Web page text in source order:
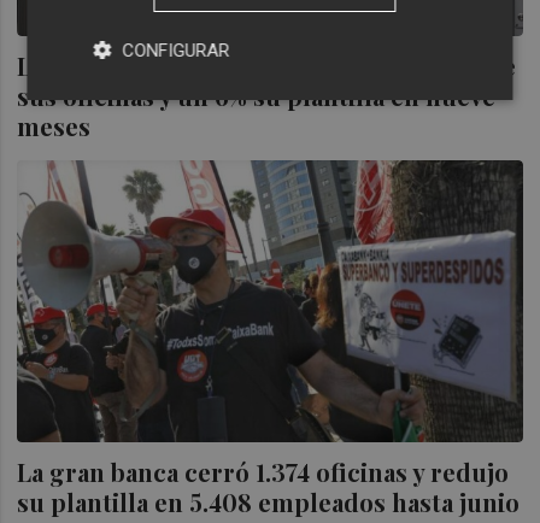
La gran banca recorta en España un 13% de
sus oficinas y un 6% su plantilla en nueve
meses
La gran banca cerró 1.374 oficinas y redujo
su plantilla en 5.408 empleados hasta junio
CONFIGURAR